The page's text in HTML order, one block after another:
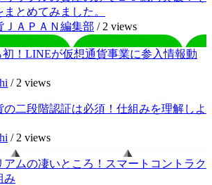
とめてみました。
ＪＡＰＡＮ編集部 / 2 views
初！LINEが仮想通貨事業に参入情報動
/ 2 views
の二段階認証は必須！仕組みを理解しよ
/ 2 views
アムの凄いところ！スマートコントラク
み